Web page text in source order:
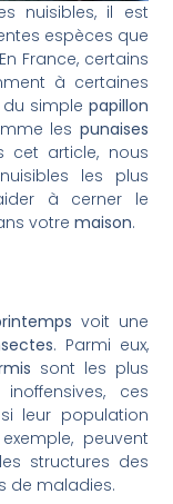
nuisibles, il est
espèces que
France, certains
à certaines
du simple papillon
les punaises
cet article, nous
les plus
à cerner le
votremaison.
voit une
. Parmi eux,
sont les plus
ces
leur population
peuvent
structures des
de maladies.